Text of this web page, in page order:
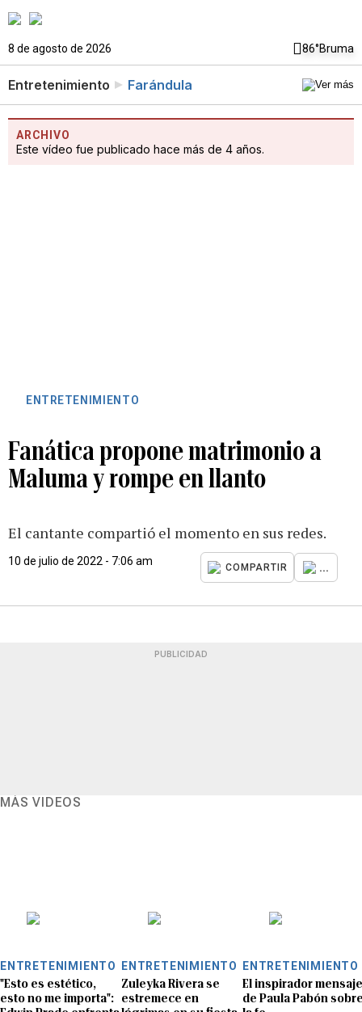
8 de agosto de 2026 86°Bruma
Entretenimiento Farándula
ARCHIVO
Este vídeo fue publicado hace más de 4 años.
ENTRETENIMIENTO
Fanática propone matrimonio a
Maluma y rompe en llanto
El cantante compartió el momento en sus redes.
10 de julio de 2022 - 7:06 am
COMPARTIR ...
PUBLICIDAD
MÁS VIDEOS
ENTRETENIMIENTO
"Esto es estético,
esto no me importa":
ENTRETENIMIENTO
Zuleyka Rivera se
estremece en
ENTRETENIMIENTO
El inspirador mensaje
de Paula Pabón